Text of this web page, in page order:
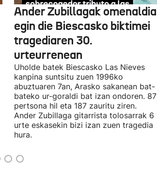
Ander Zubillagak omenaldia
egin die Biescasko biktimei
tragediaren 30.
urteurrenean
Uholde batek Biescasko Las Nieves
kanpina suntsitu zuen 1996ko
abuztuaren 7an, Arasko sakanean bat-
bateko ur-goraldi bat izan ondoren. 87
pertsona hil eta 187 zauritu ziren.
Ander Zubillaga gitarrista tolosarrak 6
urte eskasekin bizi izan zuen tragedia
hura.